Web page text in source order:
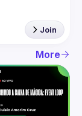
Join
More